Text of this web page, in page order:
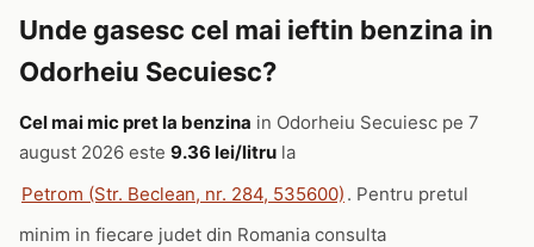
Unde gasesc cel mai ieftin benzina in
Odorheiu Secuiesc?
Cel mai mic pret la benzina in Odorheiu Secuiesc pe 7
august 2026 este 9.36 lei/litru la
Petrom (Str. Beclean, nr. 284, 535600) . Pentru pretul
minim in fiecare judet din Romania consulta